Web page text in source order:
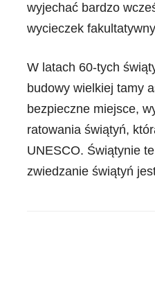
wyjechać bardzo
wycieczek
W latach 60-tych
budowy wielkiej tamy
bezpieczne miejsce,
ratowania świątyń,
UNESCO. Świątynie
zwiedzanie świątyń